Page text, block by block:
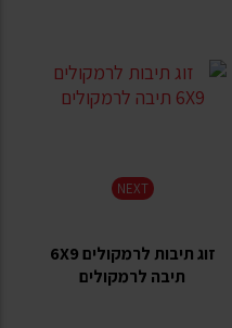
NEXT
זוג תיבות לרמקולים 6X9
תיבה לרמקולים